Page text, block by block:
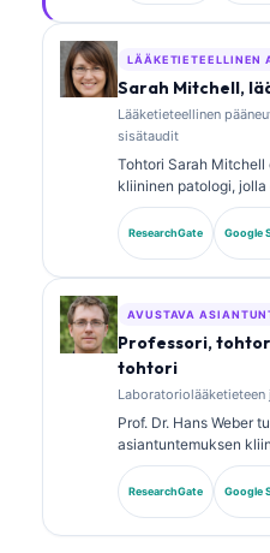
tarkkuutta. Tohtori
biomarkkereiden
LÄÄKETIETEELLINEN
Sarah Mitchell,
Lääketieteellinen
sisätaudit
Tohtori Sarah
kliininen patologi,
analyysistä. Hänellä
kliinisen kemian
ResearchGate Google
AVUSTAVA
Professori,
tohtori
Prof. Dr. Hans Weber
asiantuntemuksen
kliinisen kemian
ResearchGate Google